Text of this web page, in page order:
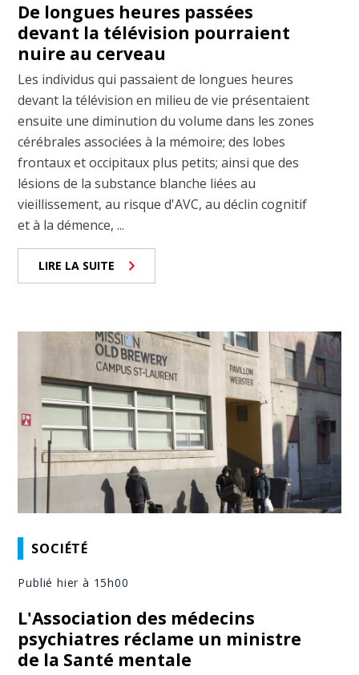
De longues heures passées
devant la télévision pourraient
nuire au cerveau
Les individus qui passaient de longues heures
devant la télévision en milieu de vie présentaient
ensuite une diminution du volume dans les zones
cérébrales associées à la mémoire; des lobes
frontaux et occipitaux plus petits; ainsi que des
lésions de la substance blanche liées au
vieillissement, au risque d'AVC, au déclin cognitif
et à la démence, ...
LIRE LA SUITE
SOCIÉTÉ
Publié hier à 15h00
L'Association des médecins
psychiatres réclame un ministre
de la Santé mentale